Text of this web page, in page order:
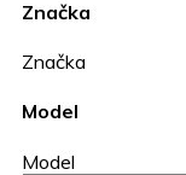
Značka
Značka
Model
Model